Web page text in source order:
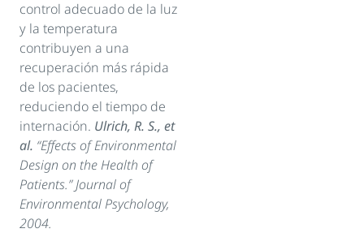
control adecuado de la luz
y la temperatura
contribuyen a una
recuperación más rápida
de los pacientes,
reduciendo el tiempo de
internación. Ulrich, R. S., et
al. “Effects of Environmental
Design on the Health of
Patients.” Journal of
Environmental Psychology,
2004.